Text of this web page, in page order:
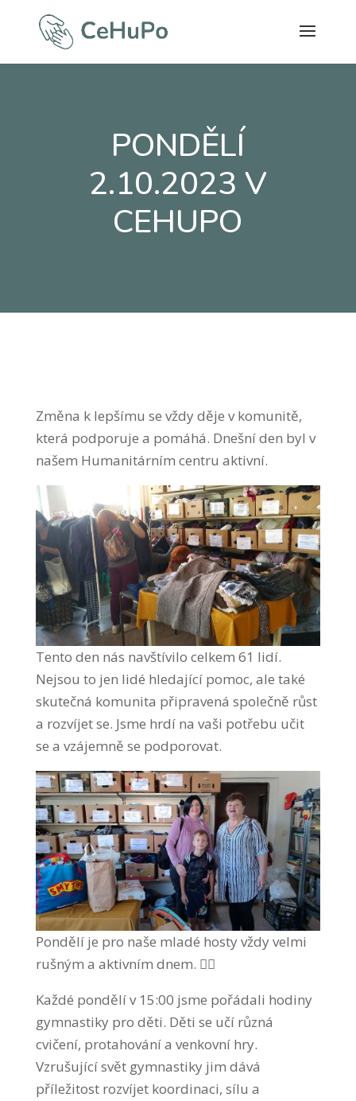
PONDĚLÍ
2.10.2023 V
CEHUPO
Změna k lepšímu se vždy děje v komunitě,
která podporuje a pomáhá. Dnešní den byl v
našem Humanitárním centru aktivní.
Tento den nás navštívilo celkem 61 lidí.
Nejsou to jen lidé hledající pomoc, ale také
skutečná komunita připravená společně růst
a rozvíjet se. Jsme hrdí na vaši potřebu učit
se a vzájemně se podporovat.
Pondělí je pro naše mladé hosty vždy velmi
rušným a aktivním dnem. 🤸‍♂️
Každé pondělí v 15:00 jsme pořádali hodiny
gymnastiky pro děti. Děti se učí různá
cvičení, protahování a venkovní hry.
Vzrušující svět gymnastiky jim dává
příležitost rozvíjet koordinaci, sílu a